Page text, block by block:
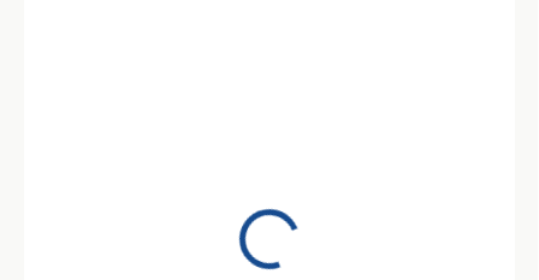
Shell Tellus S2 MX 68